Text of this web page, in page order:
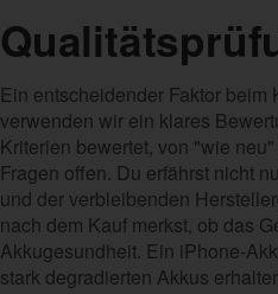
Ein entscheidender Faktor
verwenden wir ein klares
Kriterien bewertet, von "wie
Fragen offen. Du erfährst nicht
und der verbleibenden
nach dem Kauf merkst, ob das
Akkugesundheit. Ein iPhone-
stark degradierten Akkus